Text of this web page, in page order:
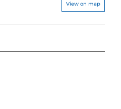
View on map